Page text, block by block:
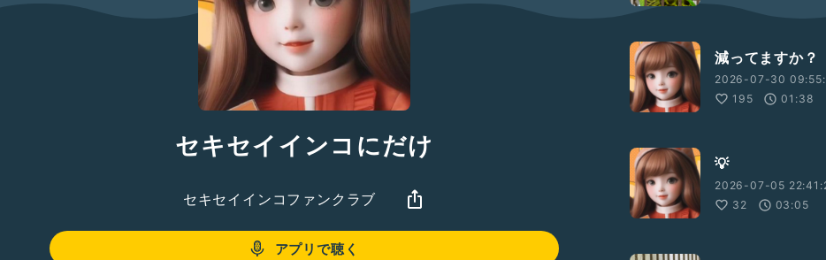
セキセイインコにだけ
セキセイインコファンクラブ
アプリで聴く
減ってますか？
2026-07-30
195
01:38
💡
2026-07-05
32
03:05